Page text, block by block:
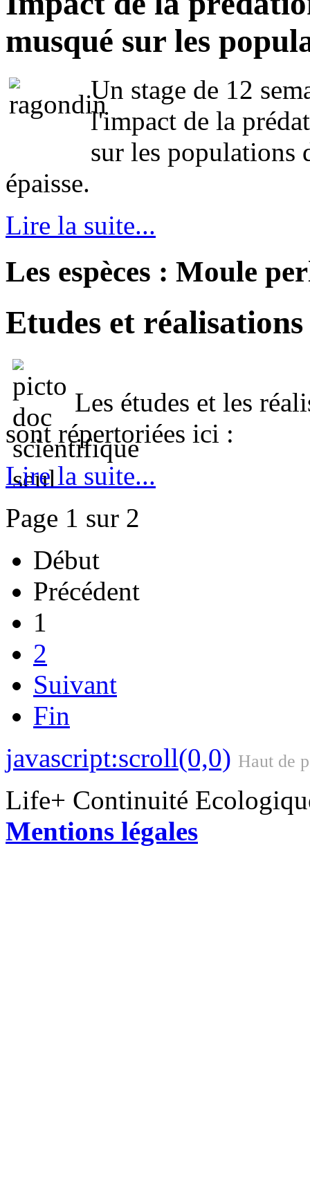
musqué sur les
Un stage de 12
l'impact de la
sur les
épaisse.
Lire la suite...
Les espèces : Moule
Etudes et réalisations
Les études et les
sont répertoriées ici :
Lire la suite...
Page 1 sur 2
Début
Précédent
1
2
Suivant
Fin
javascript:scroll(0,0) Haut de
Life+ Continuité
Mentions légales